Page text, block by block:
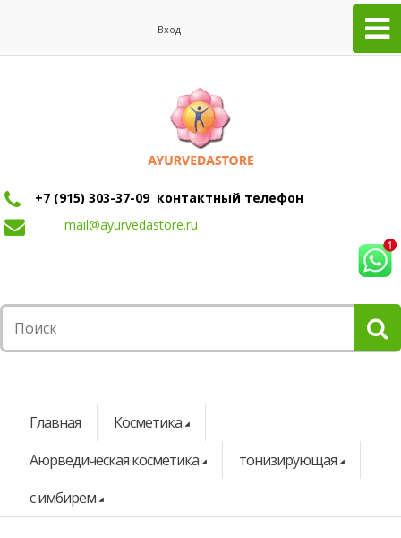
Вход
+7 (915) 303-37-09 контактный телефон
mail@ayurvedastore.ru
Главная
Косметика
Аюрведическая косметика
тонизирующая
с имбирем